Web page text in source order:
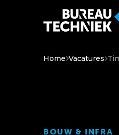
Home Vacatures
BOUW & INFRA